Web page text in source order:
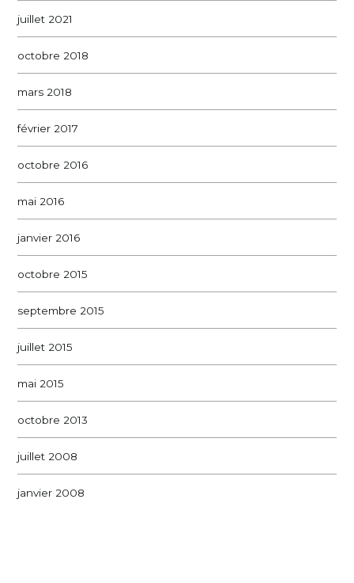
juillet 2021
octobre 2018
mars 2018
février 2017
octobre 2016
mai 2016
janvier 2016
octobre 2015
septembre 2015
juillet 2015
mai 2015
octobre 2013
juillet 2008
janvier 2008